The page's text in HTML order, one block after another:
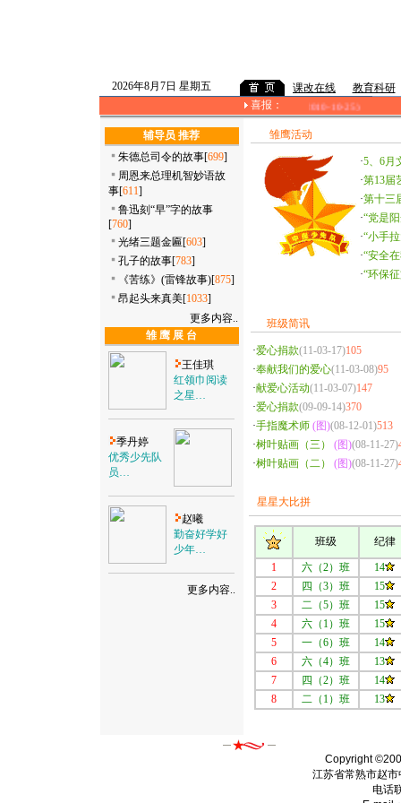
2026年8月7日 星期五 课改在线
教育科研
喜报：
数学组、英语组获常熟市学科解题能力竞赛团体三等奖！(2010-10-25)
辅导员 推荐
朱德总司令的故事[699]
周恩来总理机智妙语故
事[611]
鲁迅刻“早”字的故事
[760]
光绪三题金匾[603]
孔子的故事[783]
《苦练》(雷锋故事)[875]
昂起头来真美[1033]
更多内容..
雏 鹰 展 台
王佳琪
红领巾阅读
之星…
季丹婷
优秀少先队
员…
赵曦
勤奋好学好
少年…
更多内容..
雏鹰活动
·5、6月
·第13届
·第十三
·“党是
·“小手
·“安全
·“环保
班级简讯
·爱心捐款(11-03-17)105
·奉献我们的爱心(11-03-08)95
·献爱心活动(11-03-07)147
·爱心捐款(09-09-14)370
·手指魔术师 (图)(08-12-01)513
·树叶贴画（三） (图)(08-11-27)
·树叶贴画（二） (图)(08-11-27)
星星大比拼
班级 纪律
1 六（2）班
14
2
四（3）班
15
3
二（5）班
15
4
六（1）班
15
5
一（6）班
14
6
六（4）班
13
7
四（2）班
14
8
二（1）班 13
Copyright
江苏省常熟市赵
电话